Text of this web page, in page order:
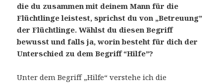
die du zusammen mit deinem Mann für die
Flüchtlinge leistest, sprichst du von „Betreuung”
der Flüchtlinge. Wählst du diesen Begriff
bewusst und falls ja,worinbesteht für dich der
Unterschied zu dem Begriff“Hilfe”?
Unter dem Begriff „Hilfe“ verstehe ich die